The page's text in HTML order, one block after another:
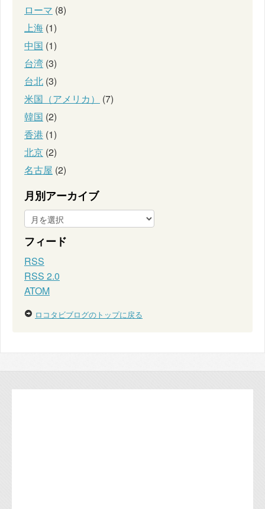
ローマ (8)
上海 (1)
中国 (1)
台湾 (3)
台北 (3)
米国（アメリカ）
(7)
韓国 (2)
香港 (1)
北京 (2)
名古屋 (2)
月別アーカイブ
フィード
RSS
RSS 2.0
ATOM
ロコタビブログのトップに戻る